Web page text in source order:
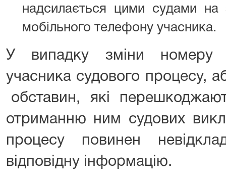
надсилається цими судами на
мобільного телефону учасника.
У випадку зміни номеру
учасника судового процесу,
обставин, які
отриманню ним судових
процесу повинен
відповідну інформацію.